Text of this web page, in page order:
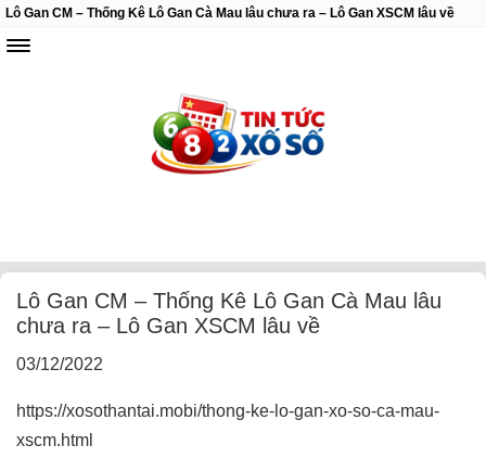
Lô Gan CM – Thống Kê Lô Gan Cà Mau lâu chưa ra – Lô Gan XSCM lâu về
Lô Gan CM – Thống Kê Lô Gan Cà Mau lâu
chưa ra – Lô Gan XSCM lâu về
03/12/2022
https://xosothantai.mobi/thong-ke-lo-gan-xo-so-ca-mau-
xscm.html